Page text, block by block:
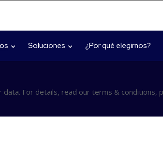
Soluciones ¿Por qué elegirnos?
For details, read our terms & conditions,